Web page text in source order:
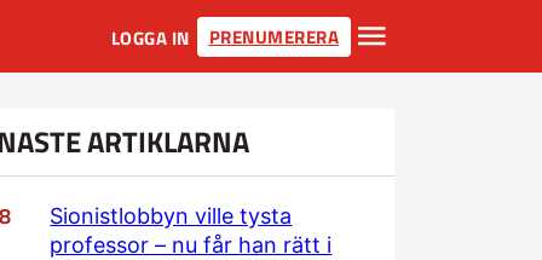
LOGGA IN PRENUMERERA
ARTIKLARNA
Sionistlobbyn ville tysta
professor – nu får han rätt i